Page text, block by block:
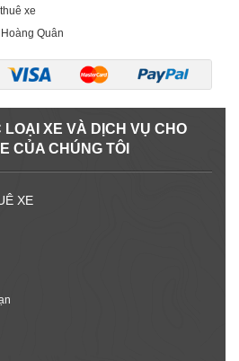
xe
Quân
LOẠI XE VÀ DỊCH VỤ CHO
CỦA CHÚNG TÔI
XE